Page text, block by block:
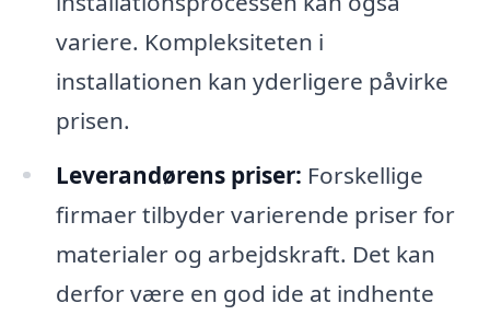
variere. Kompleksiteten i
installationen kan yderligere påvirke
prisen.
Leverandørens priser: Forskellige
firmaer tilbyder varierende priser for
materialer og arbejdskraft. Det kan
derfor være en god ide at indhente